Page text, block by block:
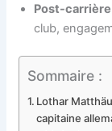
Post-carrière
club,
Sommaire :
Lothar
capitaine